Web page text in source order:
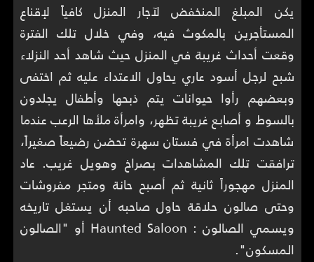
يكن المبلغ المنخفض لآجار المنزل كافياً لإقناع
المستأجرين بالمكوث فيه، وفي خلال تلك الفترة
وقعت أحداث غريبة في المنزل حيث شاهد أحد النزلاء
شبح لرجل أسود عاري يحاول الاعتداء عليه ثم اختفى
وبعضهم رأوا حيوانات يتم ذبحها وأطفال يجلدون
بالسوط و أصابع غريبة تظهر، وامرأة ملأها الرعب عندما
شاهدت امرأة في فستان سهرة تحضن رضيعاً صغيراً،
ترافقت تلك المشاهدات بصراخ وهويل غريب. عاد
المنزل مهجوراً ثانية ثم أصبح حانة ومتجر مفروشات
وحتى صالون حلاقة حاول صاحبه أن يستغل تاريخه
ويسمي الصالون : Haunted Saloon أو "الصالون
المسكون".